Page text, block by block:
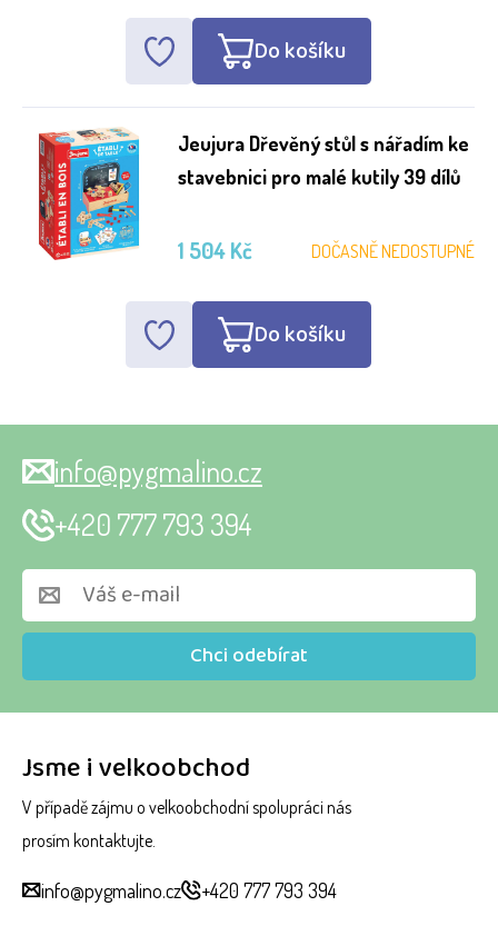
Do košíku
Jeujura Dřevěný stůl s nářadím ke
stavebnici pro malé kutily 39 dílů
DOČASNĚ NEDOSTUPNÉ
1 504 Kč
Do košíku
Jsme i velkoobchod
V případě zájmu o velkoobchodní spolupráci nás
prosím kontaktujte.
info@pygmalino.cz +420 777 793 394
Chci odebírat
info@pygmalino.cz
+420 777 793 394